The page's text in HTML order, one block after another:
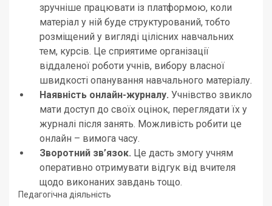
зручніше працювати із платформою, коли
матеріал у ній буде структурований, тобто
розміщений у вигляді цілісних навчальних
тем, курсів. Це сприятиме організації
віддаленої роботи учнів, вибору власної
швидкості опанування навчального матеріалу.
Наявність онлайн-журналу. Учнівство звикло
мати доступ до своїх оцінок, переглядати їх у
журналі після занять. Можливість робити це
онлайн – вимога часу.
Зворотний зв’язок. Це дасть змогу учням
оперативно отримувати відгук від вчителя
щодо виконаних завдань тощо.
Педагогічна діяльність